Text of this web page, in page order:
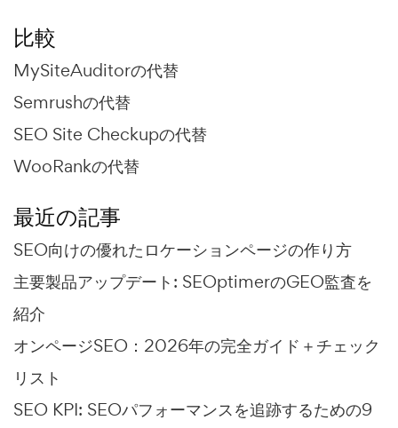
比較
MySiteAuditorの代替
Semrushの代替
SEO Site Checkupの代替
WooRankの代替
最近の記事
SEO向けの優れたロケーションページの作り方
主要製品アップデート: SEOptimerのGEO監査を
紹介
オンページSEO：2026年の完全ガイド＋チェック
リスト
SEO KPI: SEOパフォーマンスを追跡するための9